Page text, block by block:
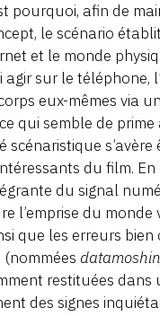
pourquoi, afin de
le scénario
et le monde
sur le téléphone,
eux-mêmes via
qui semble de
scénaristique s’avère
du film. En
du signal
l’emprise du
que les erreurs
(nommées
restituées dans
des signes